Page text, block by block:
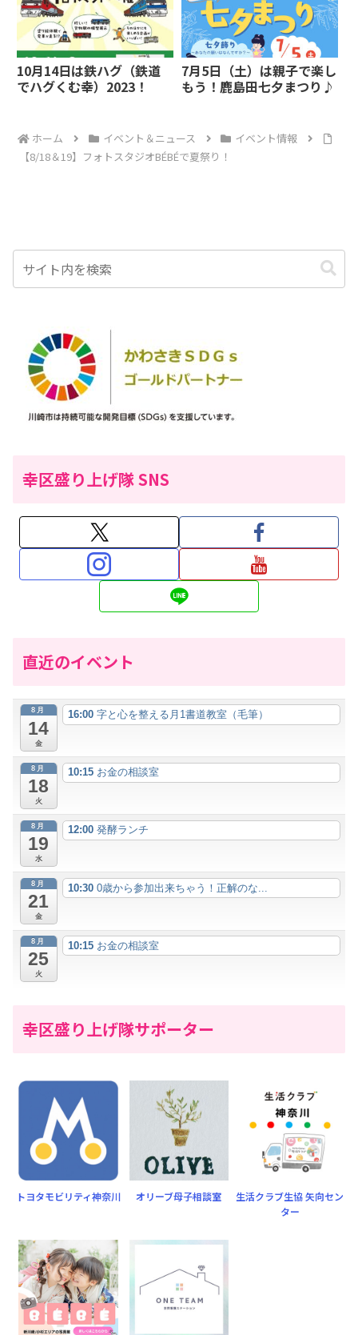
10月14日は鉄ハグ（鉄道
でハグくむ幸）2023！
7月5日（土）は親子で楽し
もう！鹿島田七夕まつり♪
ホーム イベント＆ニュース
イベント情報
【8/18＆19】フォトスタジオBÉBÉで夏祭り！
幸区盛り上げ隊 SNS
直近のイベント
8月
14
金
16:00 字と心を整える月1書道教室（毛筆）
8月
18
火
10:15 お金の相談室
8月
19
水
12:00 発酵ランチ
8月
21
金
10:30 0歳から参加出来ちゃう！正解のな...
8月
25
火
10:15 お金の相談室
幸区盛り上げ隊サポーター
トヨタモビリティ神奈川 オリーブ母子相談室
生活クラブ生協 矢向セン
ター